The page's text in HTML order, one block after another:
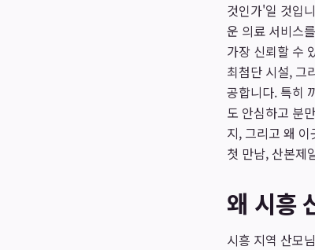
것인가'일 것입
운 의료 서비스
가장 신뢰할 수
최첨단 시설, 그
공합니다. 특히
도 안심하고 분
지, 그리고 왜 이
첫 만남, 산본제
왜 시흥
시흥 지역 산모